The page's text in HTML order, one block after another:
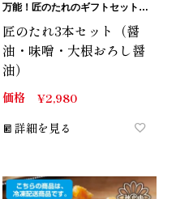
万能！匠のたれのギフトセット。化粧箱入り。
匠のたれ3本セット（醤
油・味噌・大根おろし醤
油）
価格 ¥2,980
詳細を見る